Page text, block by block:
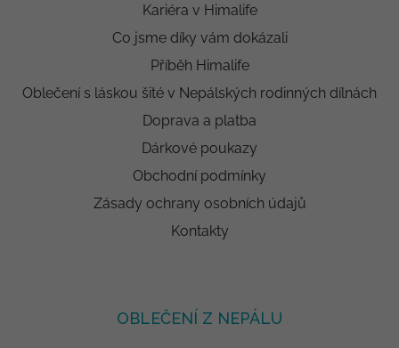
Kariéra v Himalife
Co jsme díky vám dokázali
Příběh Himalife
Oblečení s láskou šité v Nepálských rodinných dílnách
Doprava a platba
Dárkové poukazy
Obchodní podmínky
Zásady ochrany osobních údajů
Kontakty
OBLEČENÍ Z NEPÁLU